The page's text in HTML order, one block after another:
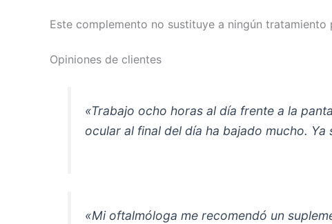
Este complemento no sustituye a ningún
Opiniones de clientes
«Trabajo ocho horas al día frente a la
ocular al final del día ha bajado mucho.
«Mi oftalmóloga me recomendó un